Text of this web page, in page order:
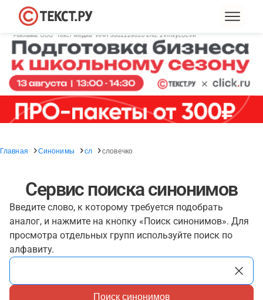
Главная Синонимы сл словечко
Сервис поиска синонимов
Введите слово, к которому требуется подобрать
аналог, и нажмите на кнопку «Поиск синонимов». Для
просмотра отдельных групп используйте поиск по
алфавиту.
Поиск синонимов